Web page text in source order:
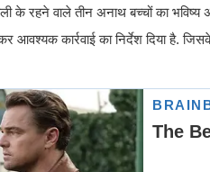
रहने वाले तीन अनाथ बच्चों का भविष्य
आवश्यक कार्रवाई का निर्देश दिया है.